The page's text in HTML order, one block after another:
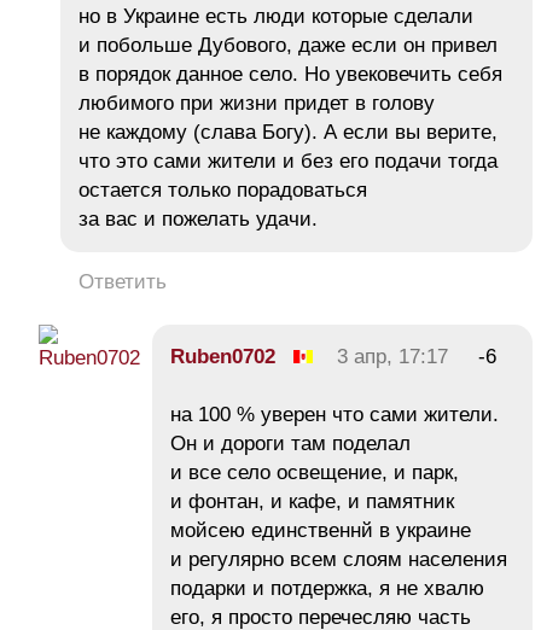
но в Украине есть люди которые сделали
и побольше Дубового, даже если он привел
в порядок данное село. Но увековечить себя
любимого при жизни придет в голову
не каждому (слава Богу). А если вы верите,
что это сами жители и без его подачи тогда
остается только порадоваться
за вас и пожелать удачи.
Ответить
Ruben0702 3 апр, 17:17 -6
на 100 % уверен что сами жители.
Он и дороги там поделал
и все село освещение, и парк,
и фонтан, и кафе, и памятник
мойсею единственнй в украине
и регулярно всем слоям населения
подарки и потдержка, я не хвалю
его, я просто перечесляю часть